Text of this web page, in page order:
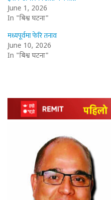
June 1, 2026
In "बिश्व घटना"
मध्यपूर्वमा फेरि तनाव
June 10, 2026
In "बिश्व घटना"